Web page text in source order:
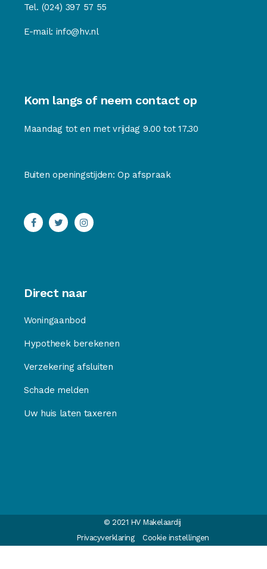
Tel. (024) 397 57 55
E-mail: info@hv.nl
Kom langs of neem contact op
Maandag tot en met vrijdag 9.00 tot 17.30
Buiten openingstijden: Op afspraak
Direct naar
Woningaanbod
Hypotheek berekenen
Verzekering afsluiten
Schade melden
Uw huis laten taxeren
© 2021 HV Makelaardij
Privacyverklaring
Cookie instellingen